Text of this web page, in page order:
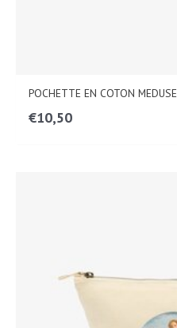
POCHETTE EN COTON MEDUSE
€10,50